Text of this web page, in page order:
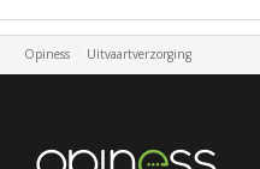
Opiness Uitvaartverzorging